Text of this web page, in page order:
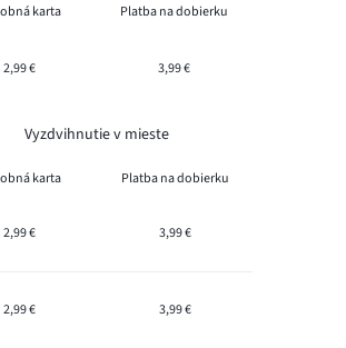
karta Platba na dobierku
2,99 € 3,99 €
Vyzdvihnutie v mieste
karta Platba na dobierku
2,99 € 3,99 €
2,99 € 3,99 €